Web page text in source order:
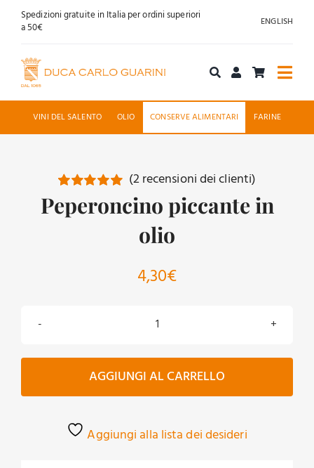
SaltaSpedizioni gratuite in Italia per ordini superiori
a 50€
ENGLISH
Acquista online
VINI DEL SALENTO OLIO CONSERVE ALIMENTARI FARINE
5.00su 5 su
(2recensioni dei clienti)
Peperoncino piccante in
olio
4,30€
Peperoncino
in
AGGIUNGI AL CARRELLO
Aggiungi alla lista dei desideri